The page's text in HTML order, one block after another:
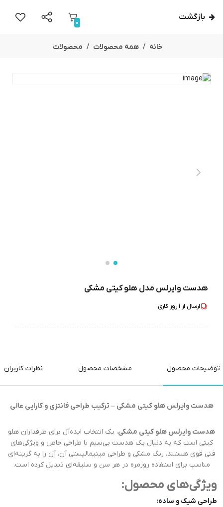
بازگشت
0
خانه همه محصولات محصولات
هدست وایرلس مدل هلو کیتی مشکی
ارسال از 1روز کاری
توضیحات محصول مشخصات محصول نظرات کاربران
هدست وایرلس هلو کیتی مشکی – ترکیب طراحی فانتزی و کارایی عالی
هدست وایرلس هلو کیتی مشکی، یک انتخاب ایده‌آل برای طرفداران هلو
کیتی است که به دنبال یک هدست بی‌سیم با طراحی خاص و ویژگی‌های
فنی قوی هستند. رنگ مشکی و طراحی مینیمالیستی آن، آن را به گزینه‌ای
مناسب برای استفاده روزمره در هر سن و سلیقه‌ای تبدیل کرده است.
ویژگی‌های محصول:
طراحی شیک و ساده: